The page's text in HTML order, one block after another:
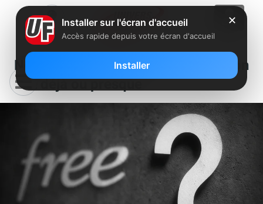
Nouveau Player Freebox : ce que l’on
sait déjà ou presque
✕
Installer sur l'écran d'accueil
Accès rapide depuis votre écran d'accueil
Installer